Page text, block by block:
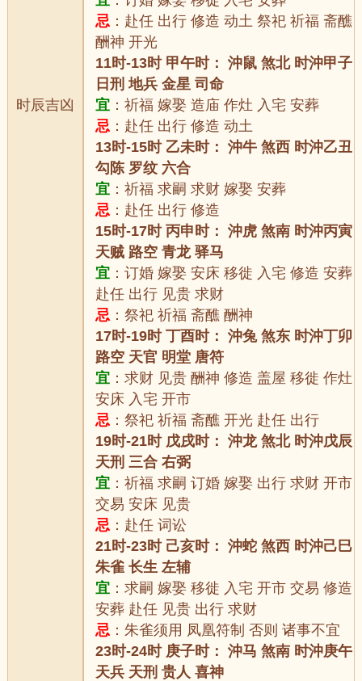
时辰吉凶
忌 ：赴任 出行 修造 动土 祭祀 祈福 斋醮
酬神 开光
11时-13时 甲午时： 沖鼠 煞北 时沖甲子
日刑 地兵 金星 司命
宜 ：祈福 嫁娶 造庙 作灶 入宅 安葬
忌 ：赴任 出行 修造 动土
13时-15时 乙未时： 沖牛 煞西 时沖乙丑
勾陈 罗纹 六合
宜 ：祈福 求嗣 求财 嫁娶 安葬
忌 ：赴任 出行 修造
15时-17时 丙申时： 沖虎 煞南 时沖丙寅
天贼 路空 青龙 驿马
宜 ：订婚 嫁娶 安床 移徙 入宅 修造 安葬
赴任 出行 见贵 求财
忌 ：祭祀 祈福 斋醮 酬神
17时-19时 丁酉时： 沖兔 煞东 时沖丁卯
路空 天官 明堂 唐符
宜 ：求财 见贵 酬神 修造 盖屋 移徙 作灶
安床 入宅 开市
忌 ：祭祀 祈福 斋醮 开光 赴任 出行
19时-21时 戊戌时： 沖龙 煞北 时沖戊辰
天刑 三合 右弼
宜 ：祈福 求嗣 订婚 嫁娶 出行 求财 开市
交易 安床 见贵
忌 ：赴任 词讼
21时-23时 己亥时： 沖蛇 煞西 时沖己巳
朱雀 长生 左辅
宜 ：求嗣 嫁娶 移徙 入宅 开市 交易 修造
安葬 赴任 见贵 出行 求财
忌 ：朱雀须用 凤凰符制 否则 诸事不宜
23时-24时 庚子时： 沖马 煞南 时沖庚午
天兵 天刑 贵人 喜神